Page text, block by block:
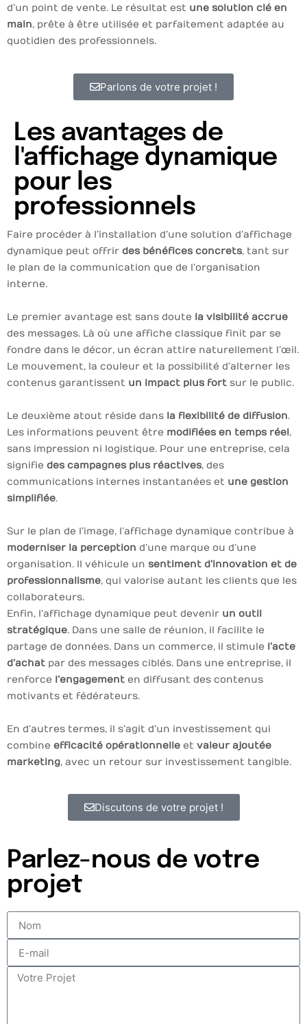
d’un point de vente. Le résultat est une solution clé en
main, prête à être utilisée et parfaitement adaptée au
quotidien des professionnels.
Parlons de votre projet !
Les avantages de
l'affichage dynamique
pour les
professionnels
Faire procéder à l’installation d’une solution d’affichage
dynamique peut offrir des bénéfices concrets, tant sur
le plan de la communication que de l’organisation
interne.
Le premier avantage est sans doute la visibilité accrue
des messages. Là où une affiche classique finit par se
fondre dans le décor, un écran attire naturellement l’œil.
Le mouvement, la couleur et la possibilité d’alterner les
contenus garantissent un impact plus fort sur le public.
Le deuxième atout réside dans la flexibilité de diffusion.
Les informations peuvent être modifiées en temps réel,
sans impression ni logistique. Pour une entreprise, cela
signifie des campagnes plus réactives, des
communications internes instantanées et une gestion
simplifiée.
Sur le plan de l’image, l’affichage dynamique contribue à
moderniser la perception d’une marque ou d’une
organisation. Il véhicule un sentiment d’innovation et de
professionnalisme, qui valorise autant les clients que les
collaborateurs.
Enfin, l’affichage dynamique peut devenir un outil
stratégique. Dans une salle de réunion, il facilite le
partage de données. Dans un commerce, il stimule l’acte
d’achat par des messages ciblés. Dans une entreprise, il
renforce l’engagement en diffusant des contenus
motivants et fédérateurs.
En d’autres termes, il s’agit d’un investissement qui
combine efficacité opérationnelle et valeur ajoutée
marketing, avec un retour sur investissement tangible.
Discutons de votre projet !
Parlez-nous de votre
projet